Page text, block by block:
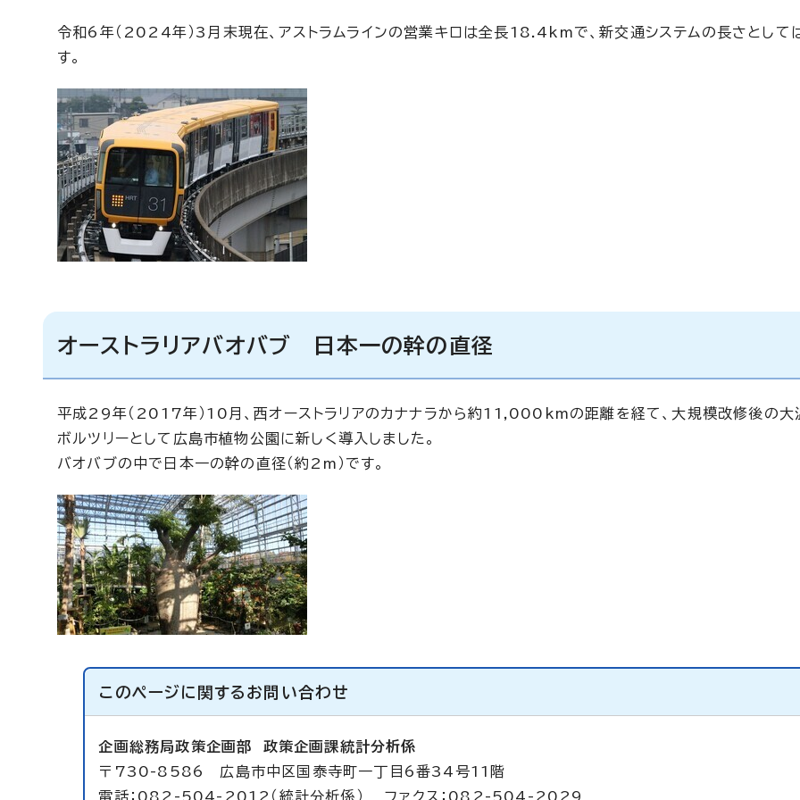
令和6年（2024年）3月末現在、アストラムラインの営業キロは全長18.4kmで、新交通システムの長さとして
す。
オーストラリアバオバブ 日本一の幹の直径
平成29年（2017年）10月、西オーストラリアのカナナラから約11,000kmの距離を経て、大規模改修後の大
ボルツリーとして広島市植物公園に新しく導入しました。
バオバブの中で日本一の幹の直径（約2m）です。
このページに関する お問い合わせ
企画総務局政策企画部 政策企画課統計分析係
〒730-8586 広島市中区国泰寺町一丁目6番34号11階
電話：082-504-2012（統計分析係） ファクス：082-504-2029